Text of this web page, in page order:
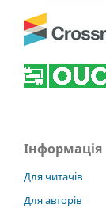
Інформація
Для читачів
Для авторів